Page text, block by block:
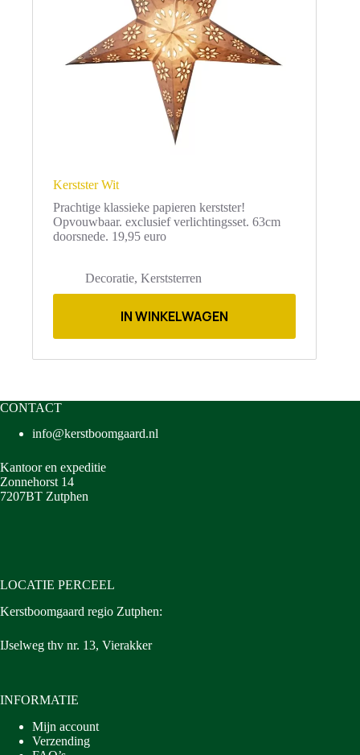
Kerstster Wit
Prachtige klassieke papieren kerstster!
Opvouwbaar. exclusief verlichtingsset. 63cm
doorsnede. 19,95 euro
Decoratie, Kerststerren
IN WINKELWAGEN
CONTACT
info@kerstboomgaard.nl
Kantoor en expeditie
Zonnehorst 14
7207BT Zutphen
LOCATIE PERCEEL
Kerstboomgaard regio Zutphen:
IJselweg thv nr. 13, Vierakker
INFORMATIE
Mijn account
Verzending